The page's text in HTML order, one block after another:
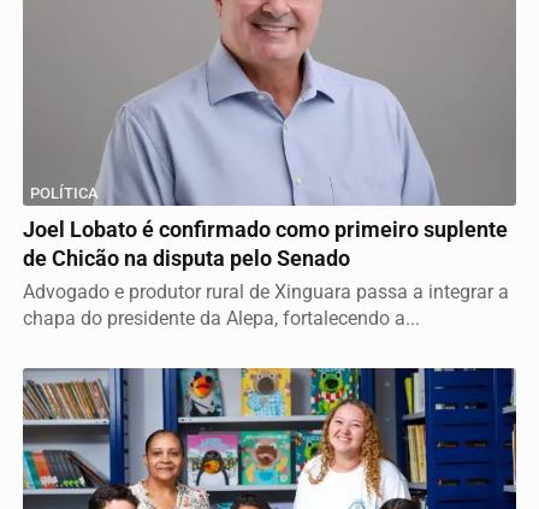
POLÍTICA
Joel Lobato é confirmado como primeiro suplente
de Chicão na disputa pelo Senado
Advogado e produtor rural de Xinguara passa a integrar a
chapa do presidente da Alepa, fortalecendo a...